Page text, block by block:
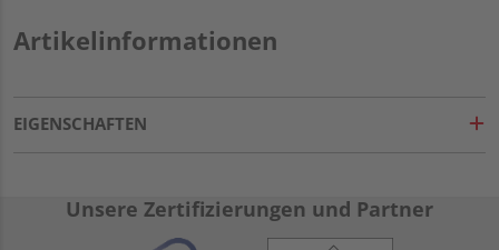
Artikelinformationen
EIGENSCHAFTEN
Unsere Zertifizierungen und Partner